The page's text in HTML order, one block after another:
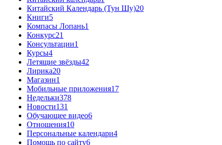
Китайский Календарь (Тун Шу)20
Книги5
Компасы Лопань1
Конкурс21
Консультации1
Курсы4
Летящие звёзды42
Лирика20
Магазин1
Мобильные приложения17
Недельки378
Новости131
Обучающее видео6
Отношения10
Персональные календари4
Помощь по сайту6